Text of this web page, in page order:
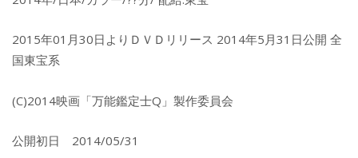
2015年01月30日よりＤＶＤリリース 2014年5月31日公開 全
国東宝系
(C)2014映画「万能鑑定士Q」製作委員会
公開初日 2014/05/31